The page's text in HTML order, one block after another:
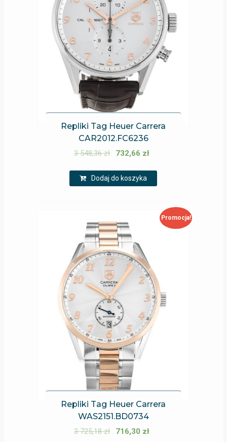
Repliki Tag Heuer Carrera
CAR2012.FC6236
3 548,36zł 732,66 zł
Dodaj do koszyka
Promocja!
Repliki Tag Heuer Carrera
WAS2151.BD0734
3 725,18zł 716,30 zł